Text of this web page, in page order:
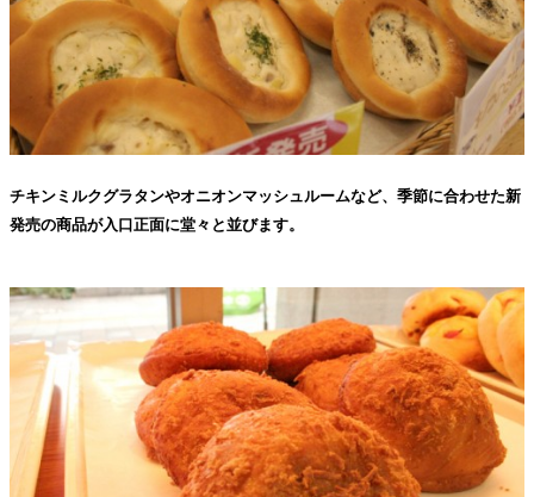
チキンミルクグラタンやオニオンマッシュルームなど、季節に合わせた新
発売の商品が入口正面に堂々と並びます。